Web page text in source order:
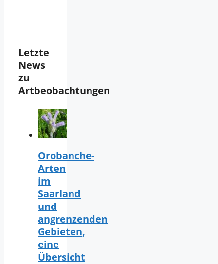
Letzte
News
zu
Artbeobachtungen
Orobanche-
Arten
im
Saarland
und
angrenzenden
Gebieten,
eine
Übersicht